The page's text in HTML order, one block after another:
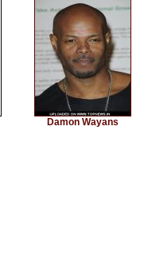
Damon Wayans